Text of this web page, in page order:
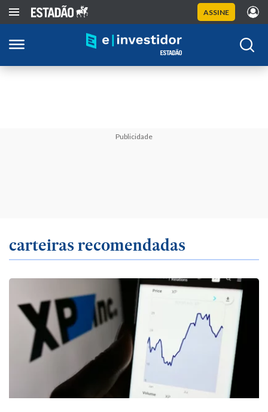
ASSINE
Publicidade
carteiras recomendadas